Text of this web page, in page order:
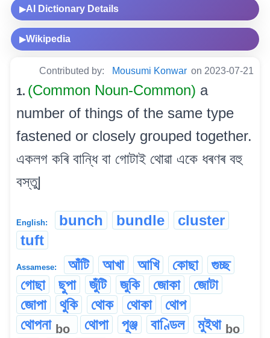
▶AI Dictionary Details
▶Wikipedia
Contributed by: Mousumi Konwar on 2023-07-21
1. (Common Noun-Common) a
number of things of the same type
fastened or closely grouped together.
একলগ কৰি বান্ধি বা গোটাই থোৱা একে ধৰণৰ বহু
বস্তু|
English: bunch bundle
cluster
tuft
Assamese: আঁটি আখা আখি কোছা
গুচ্ছ
গোছা
ছুপা জুঁটি জুকি জোকা
জোটা
জোপা
থুকি থোক থোকা
থোপ
থোপনা bo থোপা পূঞ্জ বাণ্ডিল মুইথা bo